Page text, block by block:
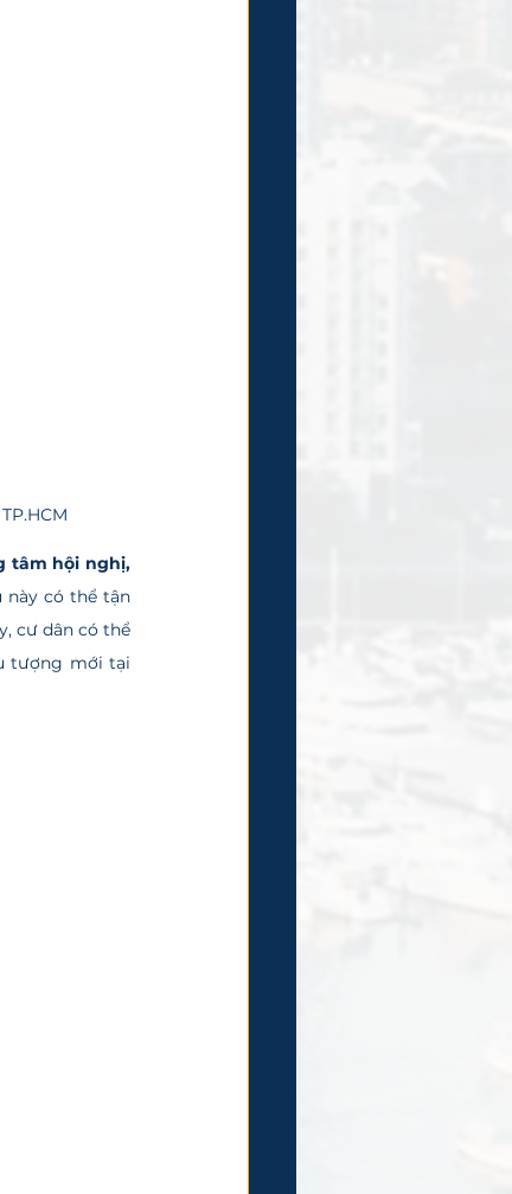
tâm hội nghị,
này có thể tận
cư dân có thể
tượng mới tại